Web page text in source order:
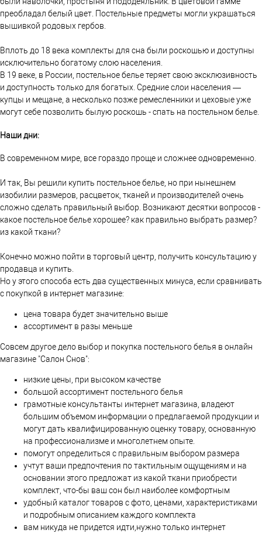
преобладал белый цвет. Постельные предметы могли украшаться
вышивкой родовых гербов.
Вплоть до 18 века комплекты для сна были роскошью и доступны
исключительно богатому слою населения.
В 19 веке, в России, постельное белье теряет свою эксклюзивность
и доступность только для богатых. Средние слои населения —
купцы и мещане, а несколько позже ремесленники и цеховые уже
могут себе позволить былую роскошь - спать на постельном белье.
Наши дни:
В современном мире, все гораздо проще и сложнее одновременно.
И так, Вы решили купить постельное белье, но при нынешнем
изобилии размеров, расцветок, тканей и производителей очень
сложно сделать правильный выбор. Возникают десятки вопросов -
какое постельное белье хорошее? как правильно выбрать размер?
из какой ткани?
Конечно можно пойти в торговый центр, получить консультацию у
продавца и купить.
Но у этого способа есть два существенных минуса, если сравнивать
с покупкой в интернет магазине:
цена товара будет значительно выше
ассортимент в разы меньше
Совсем другое дело выбор и покупка постельного белья в онлайн
магазине "Салон Снов":
низкие цены, при высоком качестве
большой ассортимент постельного белья
грамотные консультанты интернет магазина, владеют
большим объемом информации о предлагаемой продукции и
могут дать квалифицированную оценку товару, основанную
на профессионализме и многолетнем опыте.
помогут определиться с правильным выбором размера
учтут ваши предпочтения по тактильным ощущениям и на
основании этого предложат из какой ткани приобрести
комплект, что-бы ваш сон был наиболее комфортным
удобный каталог товаров с фото, ценами, характеристиками
и подробным описанием каждого комплекта
вам никуда не придется идти,нужно только интернет